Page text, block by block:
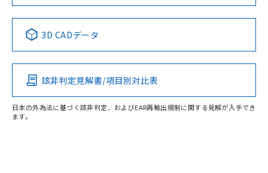
No No No No
この製品の規格認証/適合状況ページへ
その他の認証はこちらのページからご検索ください
3D CADデータ
該非判定見解書/項目別対比表
日本の外為法に基づく該非判定、およびEAR再輸出規制に関する見解が入手でき
ます。